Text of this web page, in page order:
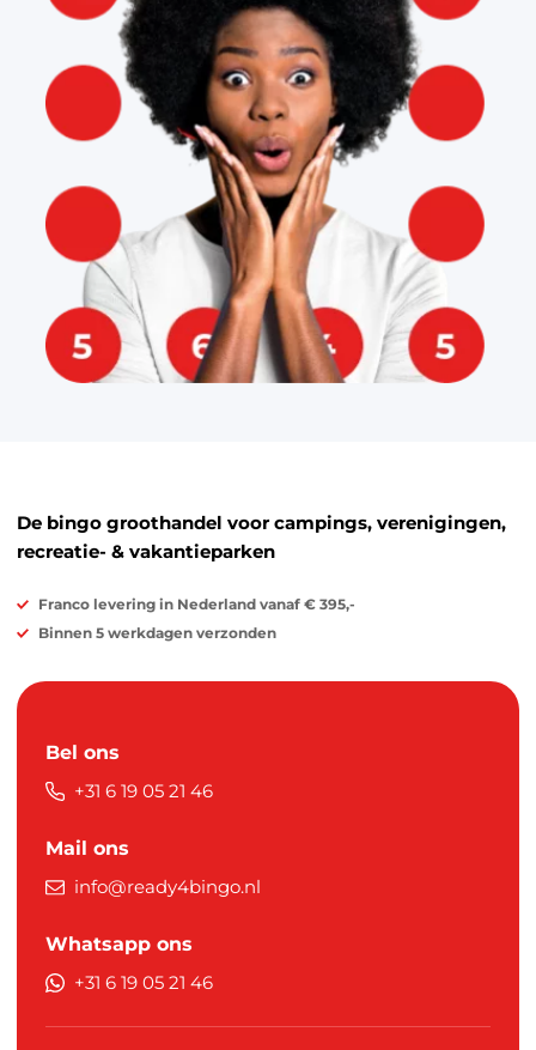
De bingo groothandel voor campings, verenigingen,
recreatie- & vakantieparken
Franco levering in Nederland vanaf € 395,-
Binnen 5 werkdagen verzonden
Bel ons
+31 6 19 05 21 46
Mail ons
info@ready4bingo.nl
Whatsapp ons
+31 6 19 05 21 46